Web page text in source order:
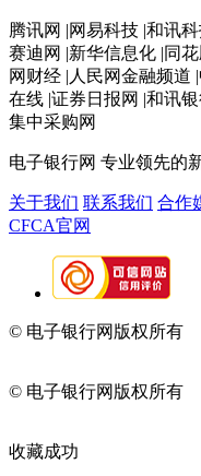
腾讯网 |网易科技 |和讯
赛迪网 |新华信息化 |同
网财经 |人民网金融频道
在线 |证券日报网 |和讯
集中采购网
电子银行网 专业领先的
关于我们 联系我们 合作
CFCA官网
© 电子银行网版权所有
© 电子银行网版权所有
收藏成功